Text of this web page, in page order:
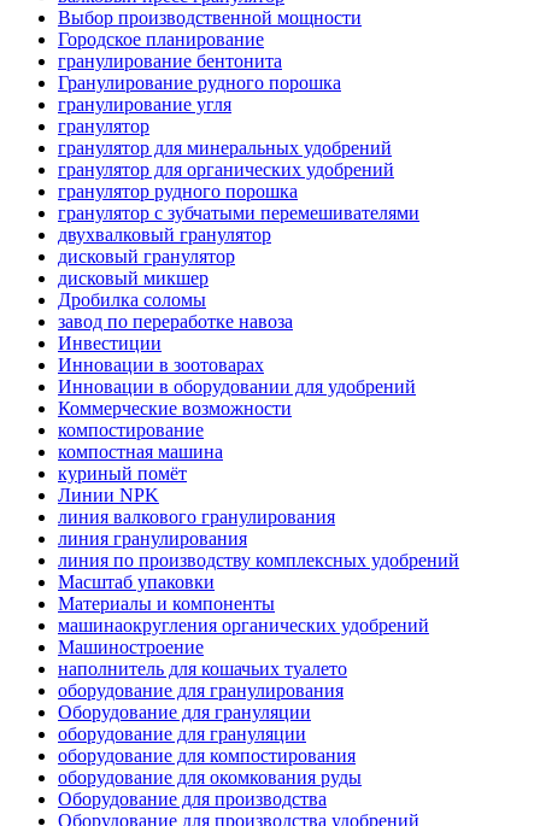
Выбор производственной мощности
Городское планирование
гранулирование бентонита
Гранулирование рудного порошка
гранулирование угля
гранулятор
гранулятор для минеральных удобрений
гранулятор для органических удобрений
гранулятор рудного порошка
гранулятор с зубчатыми перемешивателями
двухвалковый гранулятор
дисковый гранулятор
дисковый микшер
Дробилка соломы
завод по переработке навоза
Инвестиции
Инновации в зоотоварах
Инновации в оборудовании для удобрений
Коммерческие возможности
компостирование
компостная машина
куриный помёт
Линии NPK
линия валкового гранулирования
линия гранулирования
линия по производству комплексных удобрений
Масштаб упаковки
Материалы и компоненты
машинаокругления органических удобрений
Машиностроение
наполнитель для кошачьих туалето
оборудование для гранулирования
Оборудование для грануляции
оборудование для грануляции
оборудование для компостирования
оборудование для окомкования руды
Оборудование для производства
Оборудование для производства удобрений